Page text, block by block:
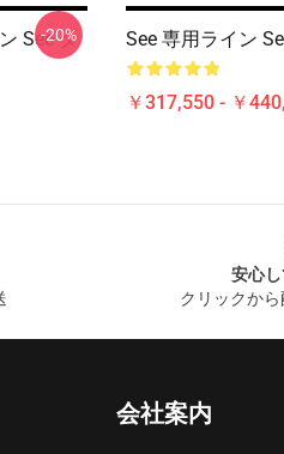
See タ
-20% See 専用ライン
￥317,550 - ￥
安心
クリックか
会社案内